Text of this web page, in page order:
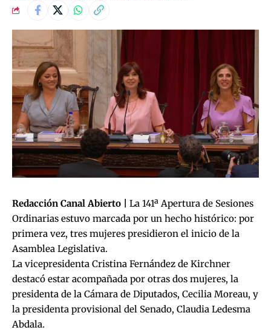
Redacción Canal Abierto | La 141ª Apertura de Sesiones
Ordinarias estuvo marcada por un hecho histórico: por
primera vez, tres mujeres presidieron el inicio de la
Asamblea Legislativa.
La vicepresidenta Cristina Fernández de Kirchner
destacó estar acompañada por otras dos mujeres, la
presidenta de la Cámara de Diputados, Cecilia Moreau, y
la presidenta provisional del Senado, Claudia Ledesma
Abdala.